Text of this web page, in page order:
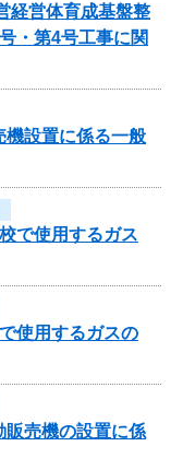
経営体育成基盤整
・第4号工事に関
機設置に係る一般
で使用するガス
使用するガスの
販売機の設置に係